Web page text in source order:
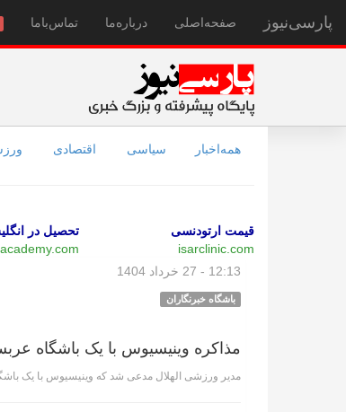
پارسی‌نیوز صفحه‌اصلی درباره‌ما تماس‌با‌ما
همه‌اخبار سیاسی اقتصادی
قیمت ارتودنسی
isarclinic.com
تحصیل در
12:13 - 27 خرداد 1404
باشگاه خبرنگاران
مذاکره وینیسیوس با یک باشگاه
مدیر ورزشی الهلال مدعی شد که وینیسیوس با یک